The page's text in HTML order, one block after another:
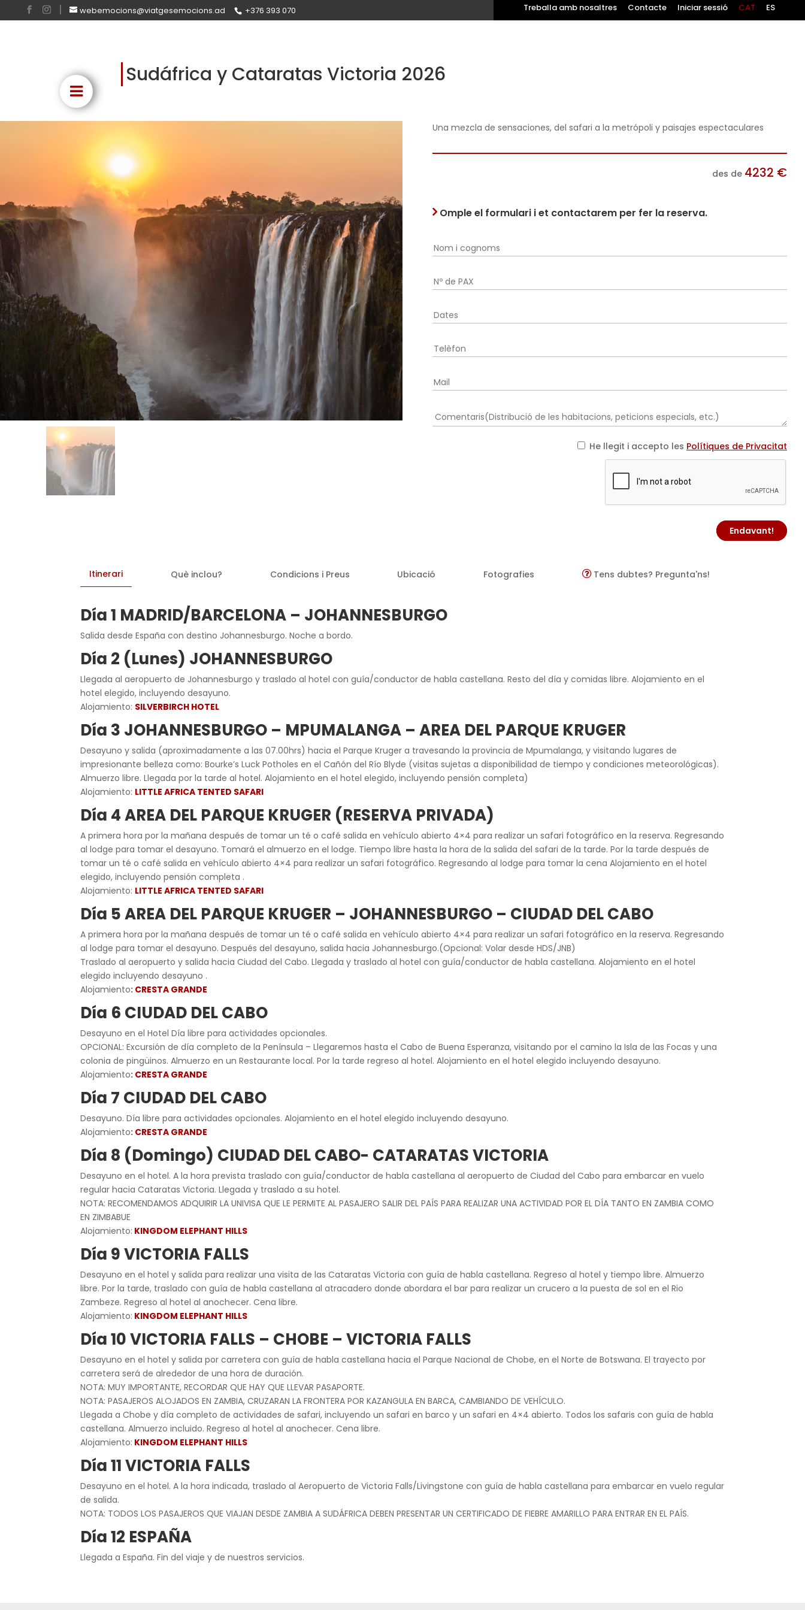
webemocions@viatgesemocions.ad +376 393 070 Treballa amb nosaltres Contacte Iniciar sessió CAT ES
Sudáfrica y Cataratas Victoria 2026
Una mezcla de sensaciones, del safari a la metrópoli y paisajes espectaculares
des de 4232 €
Omple el formulari i et contactarem per fer la reserva.
He llegit i accepto les Polítiques de Privacitat
Endavant!
Itinerari Què inclou? Condicions i Preus Ubicació Fotografies Tens dubtes? Pregunta'ns!
Día 1 MADRID/BARCELONA – JOHANNESBURGO
Salida desde España con destino Johannesburgo. Noche a bordo.
Día 2 (Lunes) JOHANNESBURGO
Llegada al aeropuerto de Johannesburgo y traslado al hotel con guía/conductor de habla castellana. Resto del día y comidas libre. Alojamiento en el
hotel elegido, incluyendo desayuno.
Alojamiento: SILVERBIRCH HOTEL
Día 3 JOHANNESBURGO – MPUMALANGA – AREA DEL PARQUE KRUGER
Desayuno y salida (aproximadamente a las 07.00hrs) hacia el Parque Kruger a travesando la provincia de Mpumalanga, y visitando lugares de
impresionante belleza como: Bourke’s Luck Potholes en el Cañón del Río Blyde (visitas sujetas a disponibilidad de tiempo y condiciones meteorológicas).
Almuerzo libre. Llegada por la tarde al hotel. Alojamiento en el hotel elegido, incluyendo pensión completa)
Alojamiento: LITTLE AFRICA TENTED SAFARI
Día 4 AREA DEL PARQUE KRUGER (RESERVA PRIVADA)
A primera hora por la mañana después de tomar un té o café salida en vehículo abierto 4×4 para realizar un safari fotográfico en la reserva. Regresando
al lodge para tomar el desayuno. Tomará el almuerzo en el lodge. Tiempo libre hasta la hora de la salida del safari de la tarde. Por la tarde después de
tomar un té o café salida en vehículo abierto 4×4 para realizar un safari fotográfico. Regresando al lodge para tomar la cena Alojamiento en el hotel
elegido, incluyendo pensión completa .
Alojamiento: LITTLE AFRICA TENTED SAFARI
Día 5 AREA DEL PARQUE KRUGER – JOHANNESBURGO – CIUDAD DEL CABO
A primera hora por la mañana después de tomar un té o café salida en vehículo abierto 4×4 para realizar un safari fotográfico en la reserva. Regresando
al lodge para tomar el desayuno. Después del desayuno, salida hacia Johannesburgo.(Opcional: Volar desde HDS/JNB)
Traslado al aeropuerto y salida hacia Ciudad del Cabo. Llegada y traslado al hotel con guía/conductor de habla castellana. Alojamiento en el hotel
elegido incluyendo desayuno .
Alojamiento: CRESTA GRANDE
Día 6 CIUDAD DEL CABO
Desayuno en el Hotel Día libre para actividades opcionales.
OPCIONAL: Excursión de día completo de la Península – Llegaremos hasta el Cabo de Buena Esperanza, visitando por el camino la Isla de las Focas y una
colonia de pingüinos. Almuerzo en un Restaurante local. Por la tarde regreso al hotel. Alojamiento en el hotel elegido incluyendo desayuno.
Alojamiento: CRESTA GRANDE
Día 7 CIUDAD DEL CABO
Desayuno. Día libre para actividades opcionales. Alojamiento en el hotel elegido incluyendo desayuno.
Alojamiento: CRESTA GRANDE
Día 8 (Domingo) CIUDAD DEL CABO- CATARATAS VICTORIA
Desayuno en el hotel. A la hora prevista traslado con guía/conductor de habla castellana al aeropuerto de Ciudad del Cabo para embarcar en vuelo
regular hacia Cataratas Victoria. Llegada y traslado a su hotel.
NOTA: RECOMENDAMOS ADQUIRIR LA UNIVISA QUE LE PERMITE AL PASAJERO SALIR DEL PAÍS PARA REALIZAR UNA ACTIVIDAD POR EL DÍA TANTO EN ZAMBIA COMO
EN ZIMBABUE
Alojamiento: KINGDOM ELEPHANT HILLS
Día 9 VICTORIA FALLS
Desayuno en el hotel y salida para realizar una visita de las Cataratas Victoria con guía de habla castellana. Regreso al hotel y tiempo libre. Almuerzo
libre. Por la tarde, traslado con guía de habla castellana al atracadero donde abordara el bar para realizar un crucero a la puesta de sol en el Rio
Zambeze. Regreso al hotel al anochecer. Cena libre.
Alojamiento: KINGDOM ELEPHANT HILLS
Día 10 VICTORIA FALLS – CHOBE – VICTORIA FALLS
Desayuno en el hotel y salida por carretera con guía de habla castellana hacia el Parque Nacional de Chobe, en el Norte de Botswana. El trayecto por
carretera será de alrededor de una hora de duración.
NOTA: MUY IMPORTANTE, RECORDAR QUE HAY QUE LLEVAR PASAPORTE.
NOTA: PASAJEROS ALOJADOS EN ZAMBIA, CRUZARAN LA FRONTERA POR KAZANGULA EN BARCA, CAMBIANDO DE VEHÍCULO.
Llegada a Chobe y día completo de actividades de safari, incluyendo un safari en barco y un safari en 4×4 abierto. Todos los safaris con guía de habla
castellana. Almuerzo incluido. Regreso al hotel al anochecer. Cena libre.
Alojamiento: KINGDOM ELEPHANT HILLS
Día 11 VICTORIA FALLS
Desayuno en el hotel. A la hora indicada, traslado al Aeropuerto de Victoria Falls/Livingstone con guía de habla castellana para embarcar en vuelo regular
de salida.
NOTA: TODOS LOS PASAJEROS QUE VIAJAN DESDE ZAMBIA A SUDÁFRICA DEBEN PRESENTAR UN CERTIFICADO DE FIEBRE AMARILLO PARA ENTRAR EN EL PAÍS.
Día 12 ESPAÑA
Llegada a España. Fin del viaje y de nuestros servicios.